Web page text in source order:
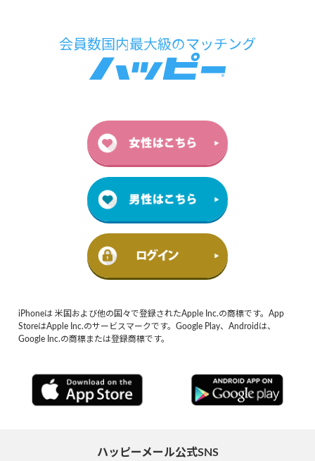
iPhoneは 米国および他の国々で登録されたApple Inc.の商標です。App
StoreはApple Inc.のサービスマークです。Google Play、Androidは、
Google Inc.の商標または登録商標です。
ハッピーメール公式SNS